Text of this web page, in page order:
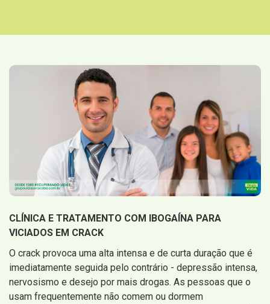
CLÍNICA E TRATAMENTO COM IBOGAÍNA PARA
VICIADOS EM CRACK
O crack provoca uma alta intensa e de curta duração que é
imediatamente seguida pelo contrário - depressão intensa,
nervosismo e desejo por mais drogas. As pessoas que o
usam frequentemente não comem ou dormem